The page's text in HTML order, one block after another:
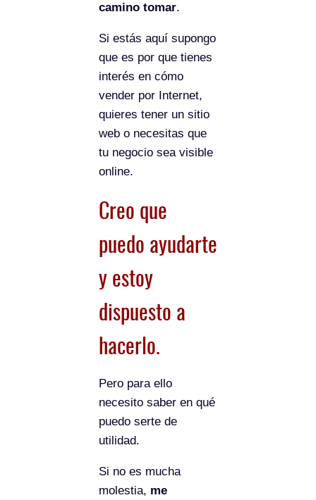
camino tomar.
Si estás aquí supongo
que es por que tienes
interés en cómo
vender por Internet,
quieres tener un sitio
web o necesitas que
tu negocio sea visible
online.
Creo que
puedo ayudarte
y estoy
dispuesto a
hacerlo.
Pero para ello
necesito saber en qué
puedo serte de
utilidad.
Si no es mucha
molestia, me